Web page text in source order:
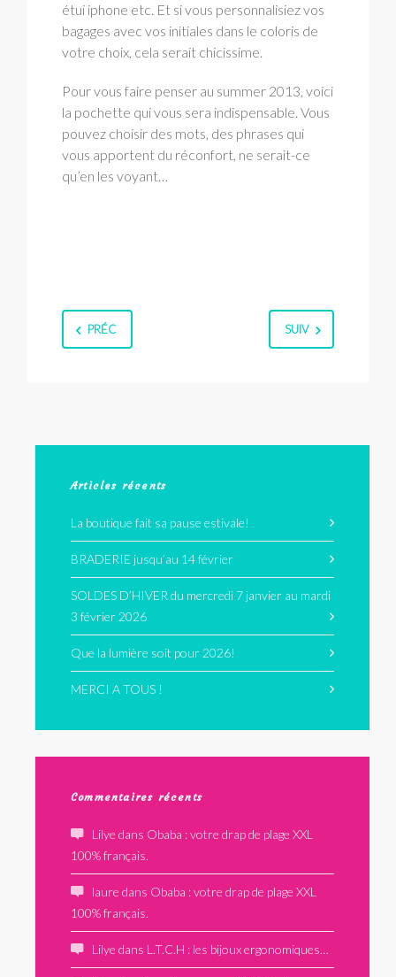
étui iphone etc. Et si vous personnalisiez vos
bagages avec vos initiales dans le coloris de
votre choix, cela serait chicissime.
Pour vous faire penser au summer 2013, voici
la pochette qui vous sera indispensable. Vous
pouvez choisir des mots, des phrases qui
vous apportent du réconfort, ne serait-ce
qu’en les voyant…
PRÉC SUIV
Articles récents
La boutique fait sa pause estivale!
BRADERIE jusqu’au 14 février
SOLDES D’HIVER du mercredi 7 janvier au mardi
3 février 2026
Que la lumière soit pour 2026!
MERCI A TOUS !
Commentaires récents
Lilye dans Obaba : votre drap de plage XXL
100% français.
laure dans Obaba : votre drap de plage XXL
100% français.
Lilye dans L.T.C.H : les bijoux ergonomiques…